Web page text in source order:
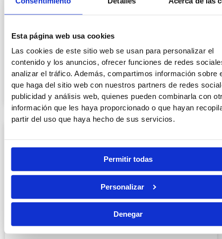
Esta página web usa cookies
Las cookies de este sitio web se usan para personalizar el
contenido y los anuncios, ofrecer funciones de redes
analizar el tráfico. Además, compartimos información sobre
que haga del sitio web con nuestros partners de redes
publicidad y análisis web, quienes pueden combinarla con
información que les haya proporcionado o que hayan
partir del uso que haya hecho de sus servicios.
Permitir todas
Personalizar
Denegar
Auxilio Judicial, Tramitación o Gestión:
cuál elegir
LEER MÁS »
20/07/2026